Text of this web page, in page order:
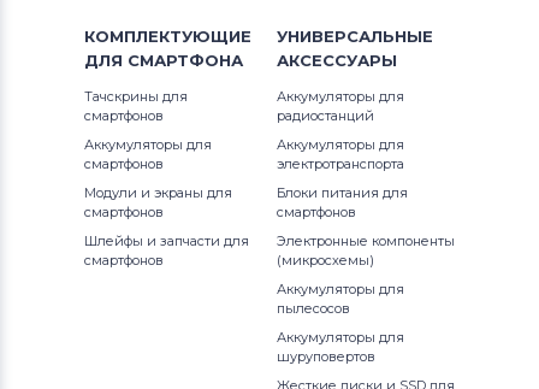
Hammer
Аккумуляторы для шуруповертов
Festool
Аккумуляторы для шуруповертов
Paslode
Аккумуляторы для шуруповертов
Аккумуляторы для шуруповертов
КОМПЛЕКТУЮЩИЕ
ДЛЯ СМАРТФОНА
Тачскрины для
смартфонов
Аккумуляторы для
смартфонов
Модули и экраны для
смартфонов
Шлейфы и запчасти для
смартфонов
УНИВЕРСАЛЬНЫЕ
АКСЕССУАРЫ
Аккумуляторы для
радиостанций
Аккумуляторы для
электротранспорта
Блоки питания для
смартфонов
Электронные компоненты
(микросхемы)
Аккумуляторы для
пылесосов
Аккумуляторы для
шуруповертов
Жесткие диски и SSD для